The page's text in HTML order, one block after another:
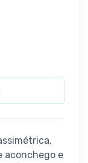
aconchego e